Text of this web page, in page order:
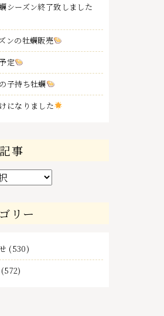
シーズン終了致しました
ンの牡蠣販売
定
子持ち牡蠣
になりました
事
リー
(530)
(572)